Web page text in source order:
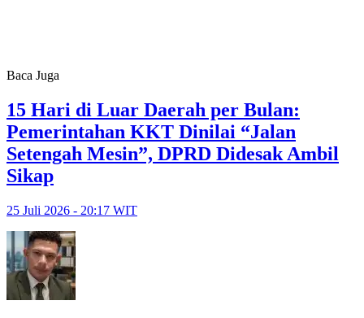
Baca Juga
15 Hari di Luar Daerah per Bulan:
Pemerintahan KKT Dinilai “Jalan
Setengah Mesin”, DPRD Didesak Ambil
Sikap
25 Juli 2026 - 20:17 WIT